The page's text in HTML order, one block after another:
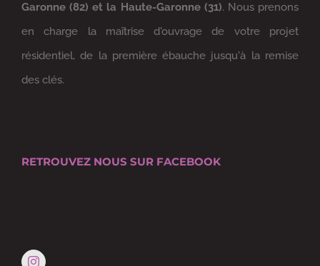
Garonne (82) et la Haute-Garonne (31). Nous prenons
en charge la maîtrise d'ouvrage de votre projet
résidentiel, de la première ébauche jusqu'à la remise
des clés.
RETROUVEZ NOUS SUR FACEBOOK